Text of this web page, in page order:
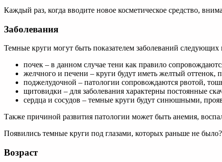
Каждый раз, когда вводите новое косметическое средство,
Заболевания
Темные круги могут быть показателем заболеваний следующих
почек – в данном случае тени как правило
желчного и печени – круги будут иметь желтый
поджелудочной – патологии сопровождаются рвотой,
щитовидки – для заболевания характерны постоянные
сердца и сосудов – темные круги будут синюшными,
Также причиной развития патологии может быть анемия,
Появились темные круги под глазами, которых раньше не
Возраст